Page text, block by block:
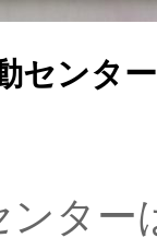
センタ
ンタ